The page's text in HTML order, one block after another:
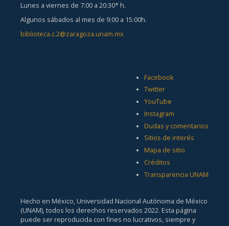
Lunes a viernes de 7:00 a 20:30* h.
Algunos sábados al mes de 9:00 a 15:00h.
biblioteca.c.2@zaragoza.unam.mx
Facebook
Twitter
YouTube
Instagram
Dudas y comentarios
Sitios de interés
Mapa de sitio
Créditos
Transparencia UNAM
Hecho en México, Universidad Nacional Autónoma de México
(UNAM), todos los derechos reservados 2022. Esta página
puede ser reproducida con fines no lucrativos, siempre y